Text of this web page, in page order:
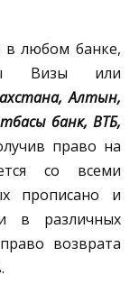
в любом банке,
Визы или
Алтын,
банк, ВТБ,
право на
со всеми
прописано и
в различных
возврата